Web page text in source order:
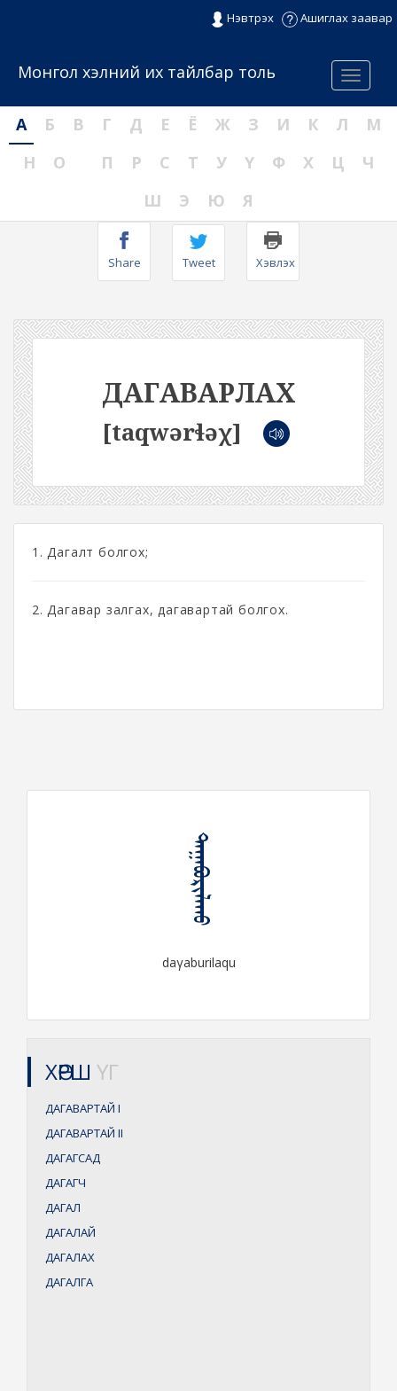
Нэвтрэх Ашиглах заавар
Menu
Монгол хэлний их тайлбар толь
А Б В Г Д Е Ё Ж З И К Л
М
Н
О П Р С Т У Ү Ф Х Ц
Ч
Ш
Э Ю Я
Share Tweet Хэвлэх
ДАГАВАРЛАХ
[taqwərɬəχ]
1. Дагалт болгох;
2. Дагавар залгах, дагавартай болгох.
ᠳᠠᠭᠠᠪᠤᠷᠢᠯᠠᠬᠤ
daγaburilaqu
ХӨРШ ҮГ
ДАГАВАРТАЙ I
ДАГАВАРТАЙ II
ДАГАГСАД
ДАГАГЧ
ДАГАЛ
ДАГАЛАЙ
ДАГАЛАХ
ДАГАЛГА